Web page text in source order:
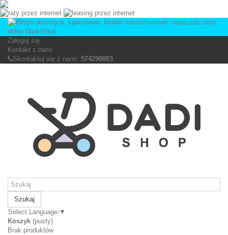
Zaloguj się
Kontakt z nami
Skontaktuj się z nami: 574290003
Szukaj
Select Language ▼
Koszyk (pusty)
Brak produktów